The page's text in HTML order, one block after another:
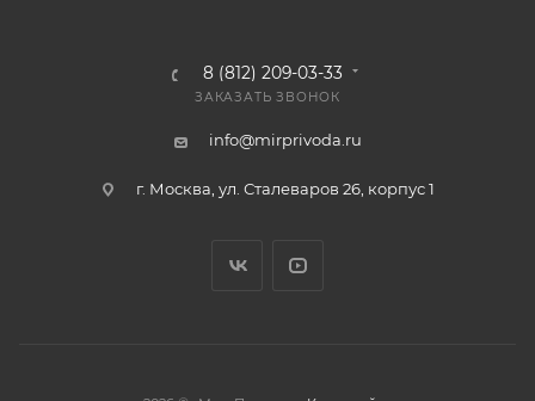
8 (812) 209-03-33
ЗАКАЗАТЬ ЗВОНОК
info@mirprivoda.ru
г. Москва, ул. Сталеваров 26, корпус 1